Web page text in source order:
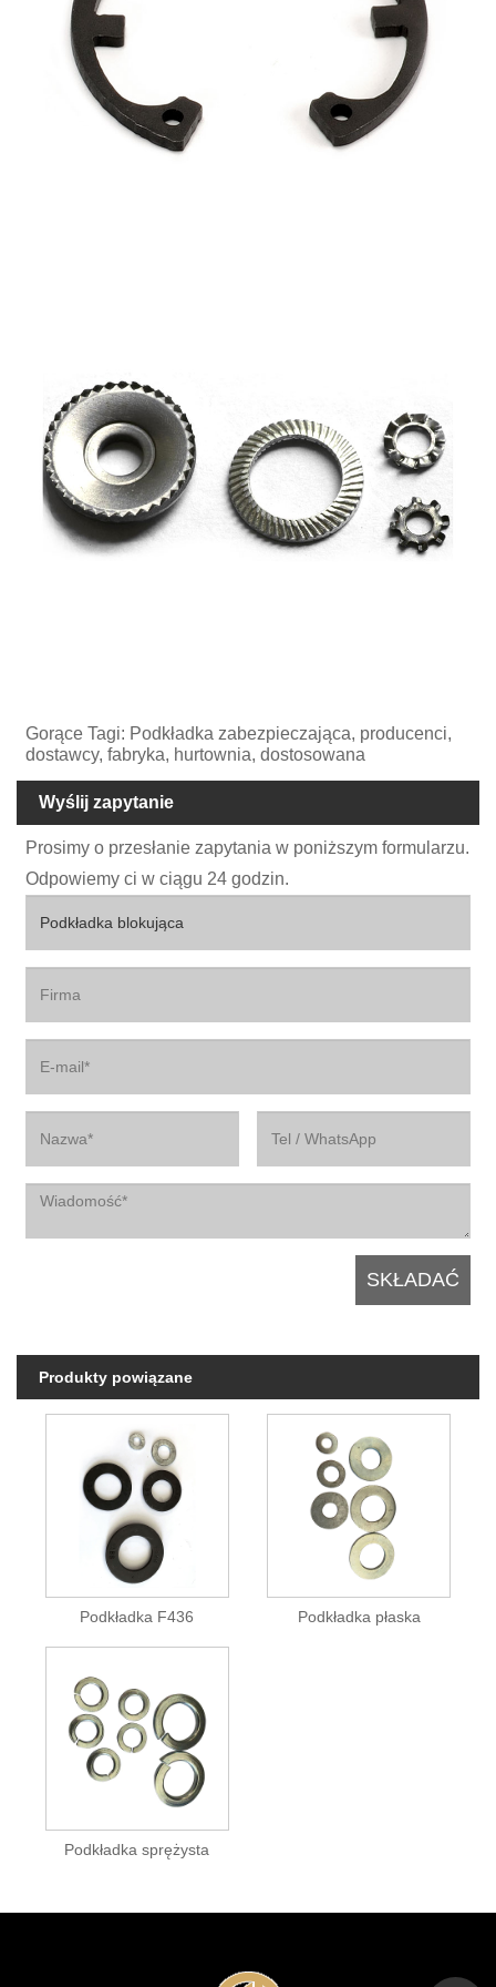
Gorące Tagi: Podkładka zabezpieczająca, producenci,
dostawcy, fabryka, hurtownia, dostosowana
Wyślij zapytanie
Prosimy o przesłanie zapytania w poniższym formularzu.
Odpowiemy ci w ciągu 24 godzin.
Produkty powiązane
Podkładka F436 Podkładka płaska
Podkładka sprężysta